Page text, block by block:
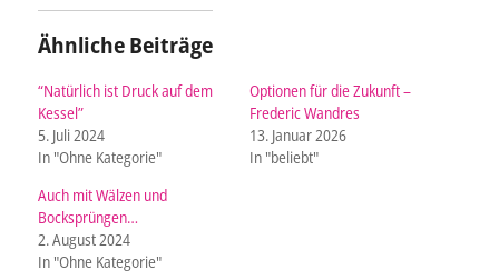
Ähnliche Beiträge
“Natürlich ist Druck auf dem
Kessel”
5. Juli 2024
In "Ohne Kategorie"
Optionen für die Zukunft –
Frederic Wandres
13. Januar 2026
In "beliebt"
Auch mit Wälzen und
Bocksprüngen…
2. August 2024
In "Ohne Kategorie"